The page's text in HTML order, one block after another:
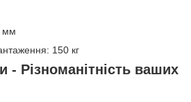
мм
150 кг
- Різноманітність ваших